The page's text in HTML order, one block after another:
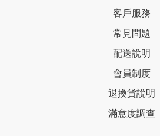
客戶服務
常見問題
配送說明
會員制度
退換貨說明
滿意度調查